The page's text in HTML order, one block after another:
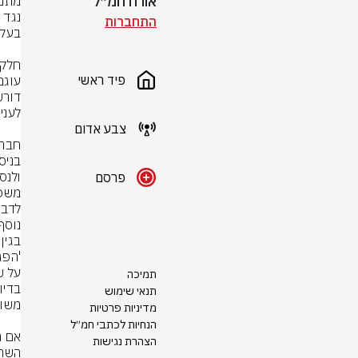
התחברות
פיד ראשי
צבע אדום
פרסם
תמיכה
תנאי שימוש
מדיניות פרטיות
הנחיות לכתבי חמ״ל
הצהרת נגישות